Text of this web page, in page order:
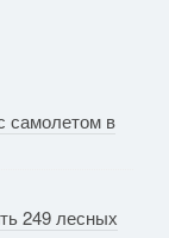
самолетом в
249 лесных